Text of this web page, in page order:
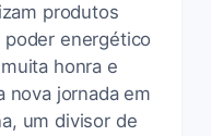
produtos
energético
honra e
nova jornada em
um divisor de